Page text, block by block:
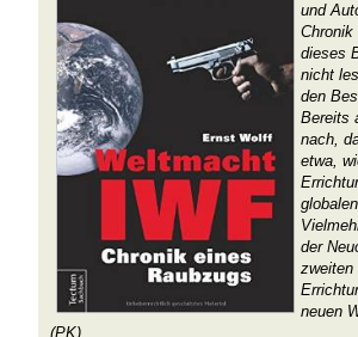
und
Chronik
dieses
nicht
den
Bereits
nach,
etwa,
der
zweiten
neuen
(PK)